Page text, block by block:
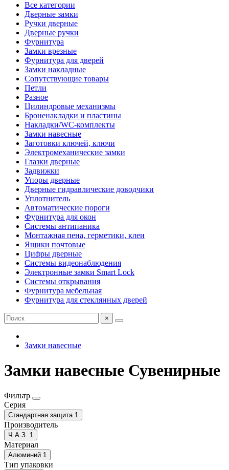
Все категории
Дверные замки
Ручки дверные
Дверные ручки
Фурнитура
Замки врезные
Фурнитура для дверей
Замки накладные
Сопутствующие товары
Петли
Разное
Цилиндровые механизмы
Броненакладки и пластины
Накладки/WC-комплекты
Замки навесные
Заготовки ключей, ключи
Электромеханические замки
Глазки дверные
Задвижки
Упоры дверные
Дверные гидравлические доводчики
Уплотнитель
Автоматические пороги
Фурнитура для окон
Системы антипаника
Монтажная пена, герметики, клеи
Ящики почтовые
Цифры дверные
Системы видеонаблюдения
Электронные замки Smart Lock
Системы открывания
Фурнитура мебельная
Фурнитура для стеклянных дверей
×
Замки навесные
Замки навесные Сувенирные
Фильтр
Серия
Стандартная защита 1
Производитель
Ч.А.З. 1
Материал
Алюминий 1
Тип упаковки